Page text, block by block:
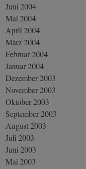
Juni 2004
Mai 2004
April 2004
März 2004
Februar 2004
Januar 2004
Dezember 2003
November 2003
Oktober 2003
September 2003
August 2003
Juli 2003
Juni 2003
Mai 2003